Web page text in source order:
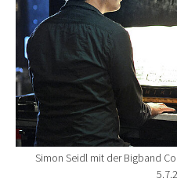
Simon Seidl mit der Bigband